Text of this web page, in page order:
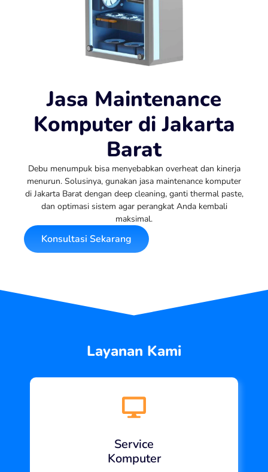
Jasa Maintenance
Komputer di Jakarta
Barat
Debu menumpuk bisa menyebabkan overheat dan kinerja
menurun. Solusinya, gunakan jasa maintenance komputer
di Jakarta Barat dengan deep cleaning, ganti thermal paste,
dan optimasi sistem agar perangkat Anda kembali
maksimal.
Konsultasi Sekarang
Layanan Kami
Service
Komputer